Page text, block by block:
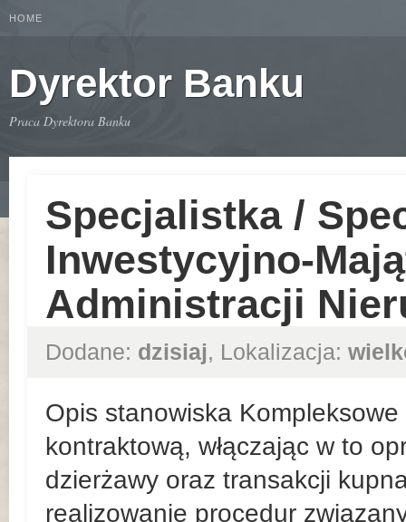
HOME
Dyrektor Banku
Praca Dyrektora Banku
Specjalistka /
Inwestycyjno-
Administracji
Dodane: dzisiaj, Lokalizacja:
Opis stanowiska
kontraktową, włączając w to
dzierżawy oraz transakcji
realizowanie procedur